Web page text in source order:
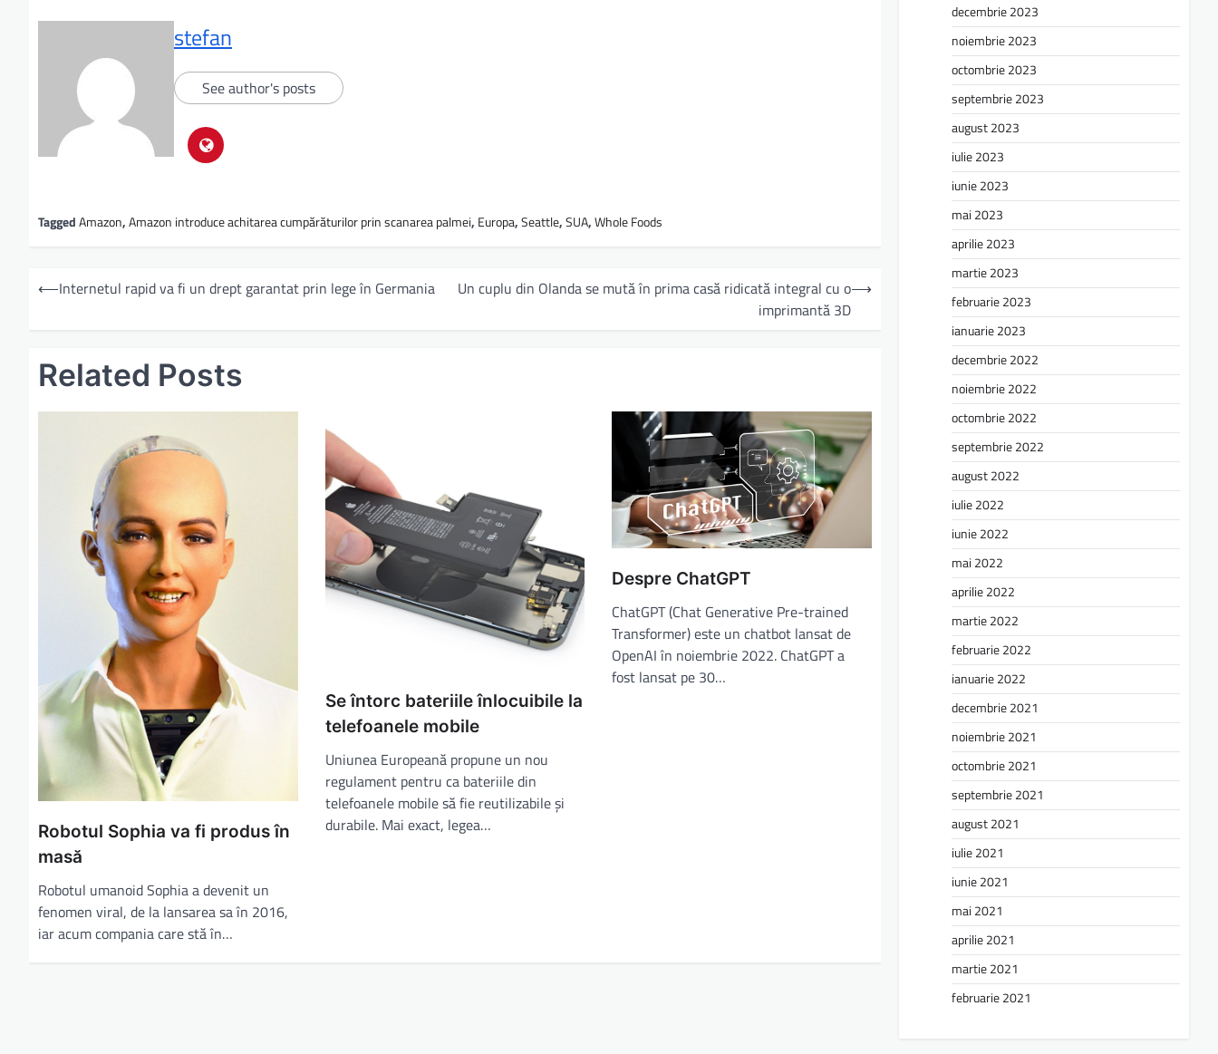
stefan
See author's posts
TaggedAmazon,Amazon introduce achitarea cumpărăturilor prin scanarea palmei, Europa,Seattle,SUA,Whole Foods
⟵Internetul rapid va fi un drept garantat prin lege în Germania
Un cuplu din Olanda se mută în prima casă ridicată integral cu o
imprimantă 3D
⟶
Related Posts
Robotul Sophia va fi produs în
masă
Robotul umanoid Sophia a devenit un
fenomen viral, de la lansarea sa în 2016,
iar acum compania care stă în…
Se întorc bateriile înlocuibile la
telefoanele mobile
Uniunea Europeană propune un nou
regulament pentru ca bateriile din
telefoanele mobile să fie reutilizabile și
durabile. Mai exact, legea…
Despre ChatGPT
ChatGPT (Chat Generative Pre-trained
Transformer) este un chatbot lansat de
OpenAI în noiembrie 2022. ChatGPT a
fost lansat pe 30…
decembrie 2023
noiembrie 2023
octombrie 2023
septembrie 2023
august 2023
iulie 2023
iunie 2023
mai 2023
aprilie 2023
martie 2023
februarie 2023
ianuarie 2023
decembrie 2022
noiembrie 2022
octombrie 2022
septembrie 2022
august 2022
iulie 2022
iunie 2022
mai 2022
aprilie 2022
martie 2022
februarie 2022
ianuarie 2022
decembrie 2021
noiembrie 2021
octombrie 2021
septembrie 2021
august 2021
iulie 2021
iunie 2021
mai 2021
aprilie 2021
martie 2021
februarie 2021